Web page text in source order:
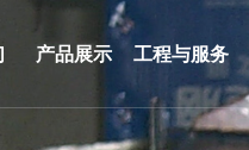
产品展示 工程与服务